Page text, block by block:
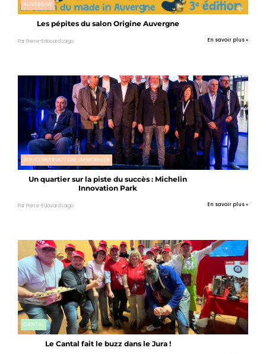
AUVERGNE
Les pépites du salon Origine Auvergne
Par Pierre-Edouard Laigo En savoir plus »
BTP, CONSTRUCTION, IMMOBILIER
Un quartier sur la piste du succès : Michelin
Innovation Park
Par Pierre-Edouard Laigo En savoir plus »
CANTAL
Le Cantal fait le buzz dans le Jura !